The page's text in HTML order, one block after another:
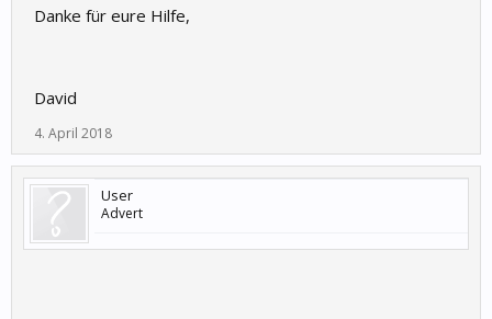
Danke für eure Hilfe,
David
4. April 2018
User
Advert